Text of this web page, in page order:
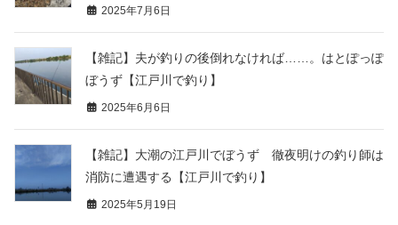
2025年7月6日
【雑記】夫が釣りの後倒れなければ……。はとぽっぽ
ぼうず【江戸川で釣り】
2025年6月6日
【雑記】大潮の江戸川でぼうず 徹夜明けの釣り師は
消防に遭遇する【江戸川で釣り】
2025年5月19日